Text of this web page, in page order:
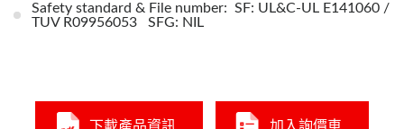
Safety standard & File number: SF: UL&C-UL E141060 /
TUV R09956053 SFG: NIL